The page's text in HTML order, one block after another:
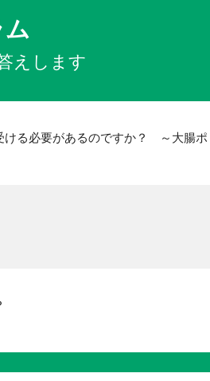
えします
る必要があるのですか？ ～大腸ポ